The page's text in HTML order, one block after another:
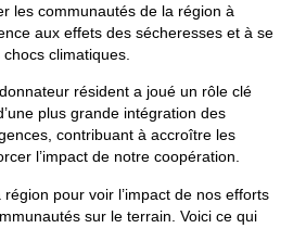
les communautés de la région à
aux effets des sécheresses et à se
climatiques.
résident a joué un rôle clé
plus grande intégration des
contribuant à accroître les
l’impact de notre coopération.
région pour voir l’impact de nos efforts
sur le terrain. Voici ce qui